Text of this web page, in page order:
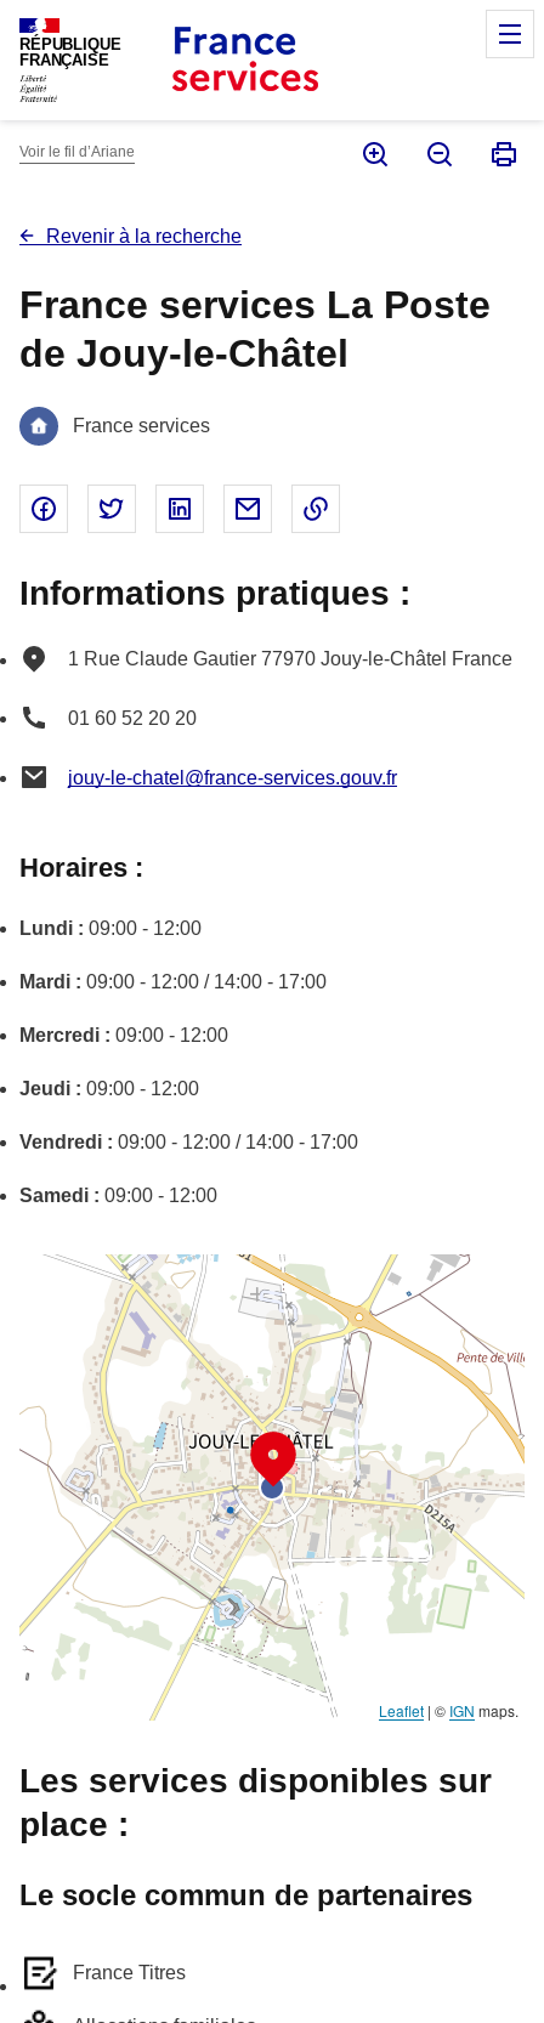
RÉPUBLIQUE
FRANÇAISE
Voir le fil d’Ariane
Revenir à la recherche
France services La Poste
de Jouy-le-Châtel
France services
Partager sur Facebook - nouvelle fenêtre
Partager sur Twitter - nouvelle fenêtre
Partager sur Linked In - nouvelle
Partager par email - nouvelle
Informations pratiques :
1 Rue Claude Gautier 77970 Jouy-le-Châtel France
01 60 52 20 20
jouy-le-chatel@france-services.gouv.fr
Horaires :
Lundi : 09:00 - 12:00
Mardi : 09:00 - 12:00 / 14:00 - 17:00
Mercredi : 09:00 - 12:00
Jeudi : 09:00 - 12:00
Vendredi : 09:00 - 12:00 / 14:00 - 17:00
Samedi : 09:00 - 12:00
Leaflet | © IGN maps.
Les services disponibles sur
place :
Le socle commun de partenaires
France Titres